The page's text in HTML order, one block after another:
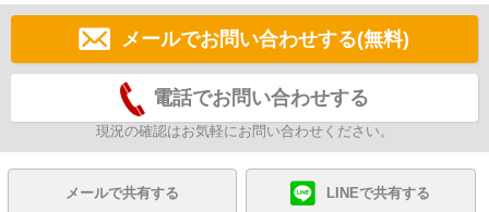
メールでお問い合わせする(無料)
電話でお問い合わせする
現況の確認はお気軽にお問い合わせください。
メールで共有する LINEで共有する